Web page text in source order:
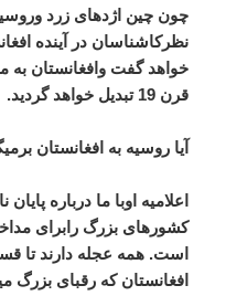
چون چین اژدهای زرد
نظرکاشناسان در آینده
خواهد گفت وافغانستان به
قرن 19 تبدیل خواهد گردید.
آیا روسیه به افغانستان
اعلامیه اوبا ما درباره
کشورهای بزرگ رابرای
است. همه عجله دارند تا
افغانستان که رقبای بزرگ